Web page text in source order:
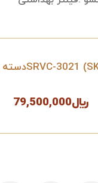
SRVC-3021دسته
﷼79,500,000